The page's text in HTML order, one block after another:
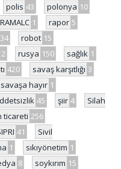
polis 43 polonya 10
RAMALC 1 rapor 5
34 robot 15
2 rusya 150 sağlık 1
420 savaş karşıtlığı 3
savaşa hayır 1
45 şiir 4
Silah
ticareti 256
41
Sivil
1 sıkıyönetim 1
8 soykırım 15